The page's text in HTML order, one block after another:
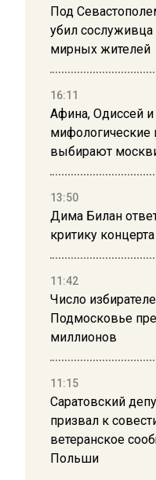
Под
убил сослуживца
мирных жителей
16:11
Афина, Одиссей
мифологические
выбирают
13:50
Дима Билан
критику
11:42
Число
Подмосковье
миллионов
11:15
Саратовский
призвал к
ветеранское
Польши